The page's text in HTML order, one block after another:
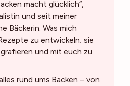
macht glücklich“,
und seit meiner
Bäckerin. Was mich
zu entwickeln, sie
und mit euch zu
rund ums Backen – von